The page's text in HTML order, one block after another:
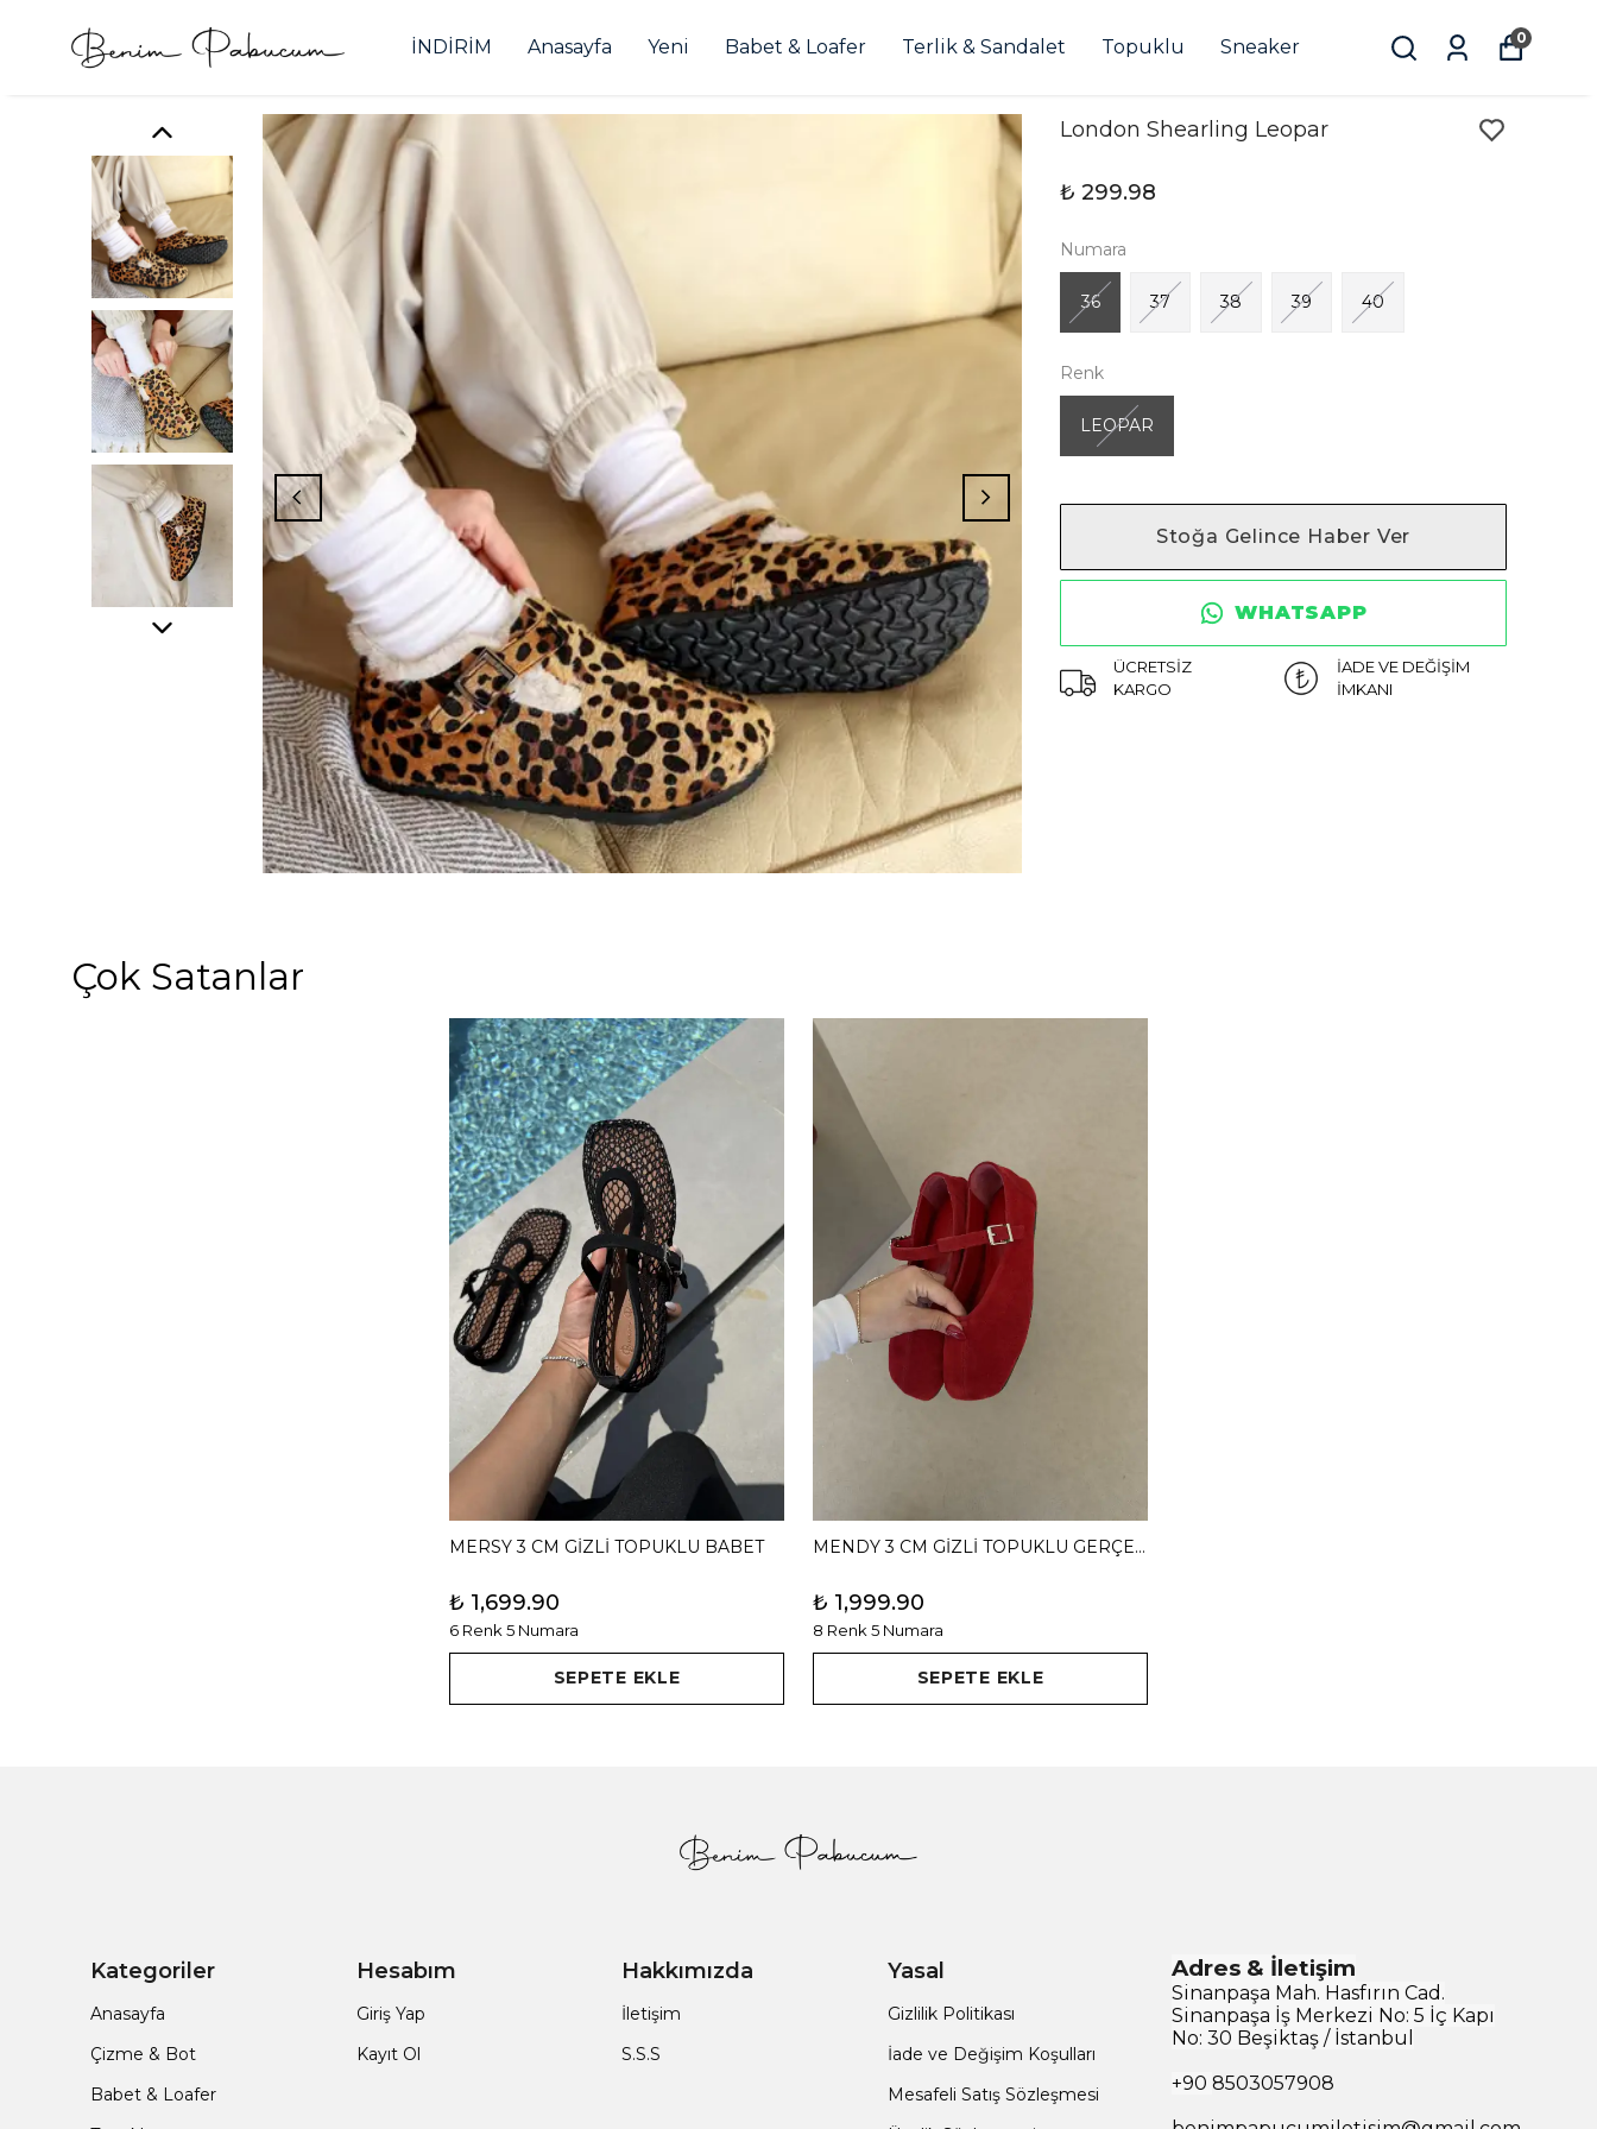
İNDİRİM Anasayfa Yeni Babet & Loafer Terlik & Sandalet Topuklu Sneaker 0
London Shearling Leopar
₺ 299.98
Numara
36 37 38 39 40
Renk
LEOPAR
Stoğa Gelince Haber Ver
WHATSAPP
ÜCRETSİZ
KARGO
İADE VE DEĞİŞİM
İMKANI
Çok Satanlar
MERSY 3 CM GİZLİ TOPUKLU BABET
₺ 1,699.90
6 Renk 5 Numara
SEPETE EKLE
MENDY 3 CM GİZLİ TOPUKLU GERÇEK DERİ BABET
₺ 1,999.90
8 Renk 5 Numara
SEPETE EKLE
Kategoriler
Anasayfa
Çizme & Bot
Babet & Loafer
Hesabım
Giriş Yap
Kayıt Ol
Hakkımızda
İletişim
S.S.S
Yasal
Gizlilik Politikası
İade ve Değişim Koşulları
Mesafeli Satış Sözleşmesi
Adres & İletişim
Sinanpaşa Mah. Hasfırın Cad.
Sinanpaşa İş Merkezi No: 5 İç Kapı
No: 30 Beşiktaş / İstanbul
+90 8503057908